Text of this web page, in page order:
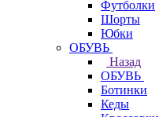
Футболки
Шорты
Юбки
ОБУВЬ
Назад
ОБУВЬ
Ботинки
Кеды